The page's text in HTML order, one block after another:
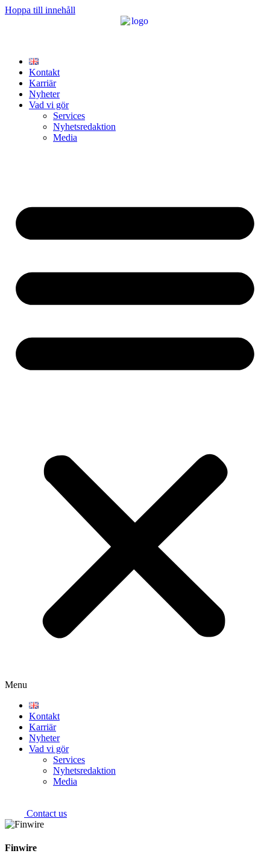
Hoppa till innehåll
Kontakt
Karriär
Nyheter
Vad vi gör
Services
Nyhetsredaktion
Media
Menu
Kontakt
Karriär
Nyheter
Vad vi gör
Services
Nyhetsredaktion
Media
Contact us
Finwire